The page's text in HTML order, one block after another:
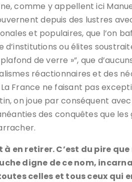
comme y appellent ici
depuis des lustres
et populaires, que l’on
d’institutions ou élites
de verre »”, que
réactionnaires et des
France ne faisant pas
on joue par conséquent
des conquêtes que
à en retirer. C’est du pire
digne de ce nom,
celles et tous ceux qui